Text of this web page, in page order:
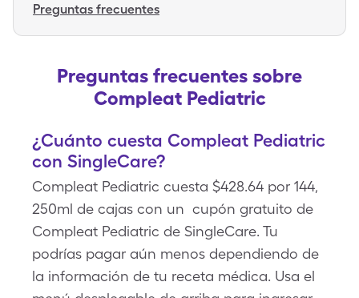
Preguntas frecuentes
Preguntas frecuentes sobre
Compleat Pediatric
¿Cuánto cuesta Compleat Pediatric
con SingleCare?
Compleat Pediatric cuesta $428.64 por 144,
250ml de cajas con un cupón gratuito de
Compleat Pediatric de SingleCare. Tu
podrías pagar aún menos dependiendo de
la información de tu receta médica. Usa el